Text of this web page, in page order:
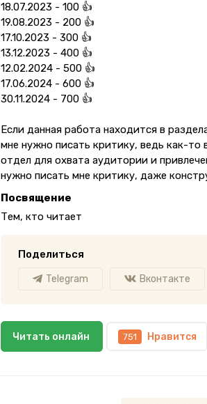
18.07.2023 - 100 👍
19.08.2023 - 200 👍
17.10.2023 - 300 👍
13.12.2023 - 400 👍
12.02.2024 - 500 👍
17.06.2024 - 600 👍
30.11.2024 - 700 👍
Если данная работа находится в
мне нужно писать критику, ведь как-
отдел для охвата аудитории и
нужно писать мне критику, даже
Посвящение
Тем, кто читает
Поделиться
Telegram Вконтакте
Читать онлайн 751 Нравится